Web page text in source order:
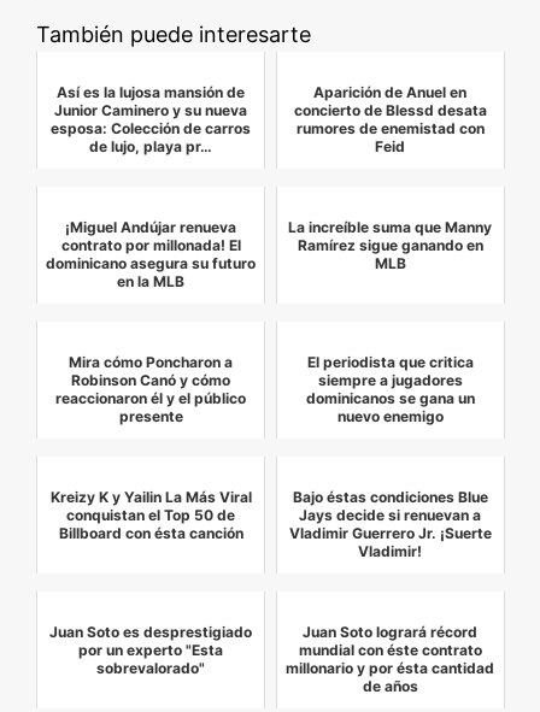
También puede interesarte
Así es la lujosa mansión de
Junior Caminero y su nueva
esposa: Colección de carros
de lujo, playa pr…
Aparición de Anuel en
concierto de Blessd desata
rumores de enemistad con
Feid
¡Miguel Andújar renueva
contrato por millonada! El
dominicano asegura su futuro
en la MLB
La increíble suma que Manny
Ramírez sigue ganando en
MLB
Mira cómo Poncharon a
Robinson Canó y cómo
reaccionaron él y el público
presente
El periodista que critica
siempre a jugadores
dominicanos se gana un
nuevo enemigo
Kreizy K y Yailin La Más Viral
conquistan el Top 50 de
Billboard con ésta canción
Bajo éstas condiciones Blue
Jays decide si renuevan a
Vladimir Guerrero Jr. ¡Suerte
Vladimir!
Juan Soto es desprestigiado
por un experto "Esta
sobrevalorado"
Juan Soto logrará récord
mundial con éste contrato
millonario y por ésta cantidad
de años